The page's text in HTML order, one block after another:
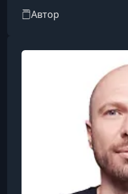
психоанализе, а
семейной и парной
Автор